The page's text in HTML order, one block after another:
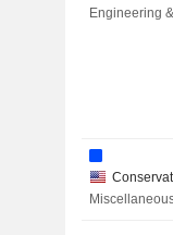
Engineering